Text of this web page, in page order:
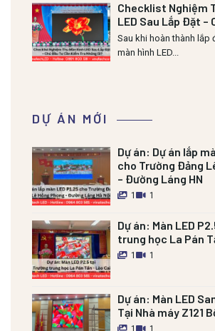
Checklist Nghiệm
LED Sau Lắp Đặt –
Cần Kiểm Tra
Sau khi hoàn thành lắp
màn hình LED...
DỰ ÁN MỚI
Dự án: Dự án lắp
cho Trường Đảng
– Đường Láng HN
1 1
Dự án: Màn LED
trung học La Pán
1 1
Dự án: Màn LED
Tại Nhà máy Z121